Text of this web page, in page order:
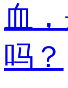
血
吗？